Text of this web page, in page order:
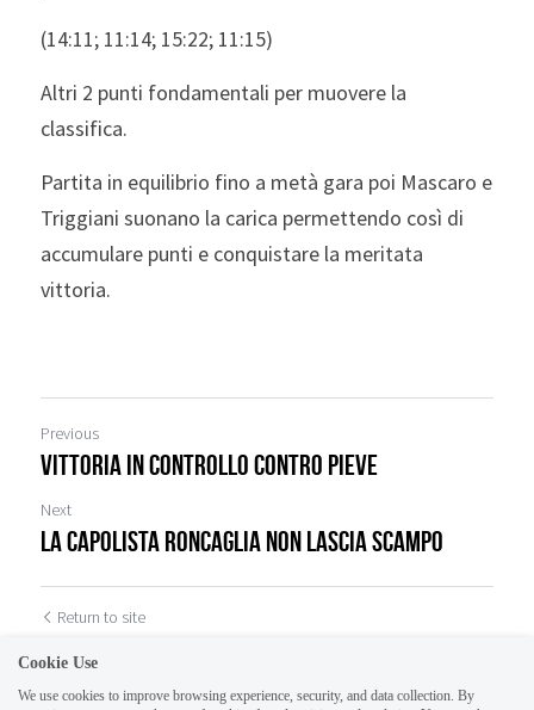
(14:11; 11:14; 15:22; 11:15)
Altri 2 punti fondamentali per muovere la
classifica.
Partita in equilibrio fino a metà gara poi Mascaro e
Triggiani suonano la carica permettendo così di
accumulare punti e conquistare la meritata
vittoria.
Previous
Vittoria in controllo contro Pieve
Next
La capolista Roncaglia non lascia scampo
Return to site
Cookie Use
We use cookies to improve browsing experience, security, and data collection. By